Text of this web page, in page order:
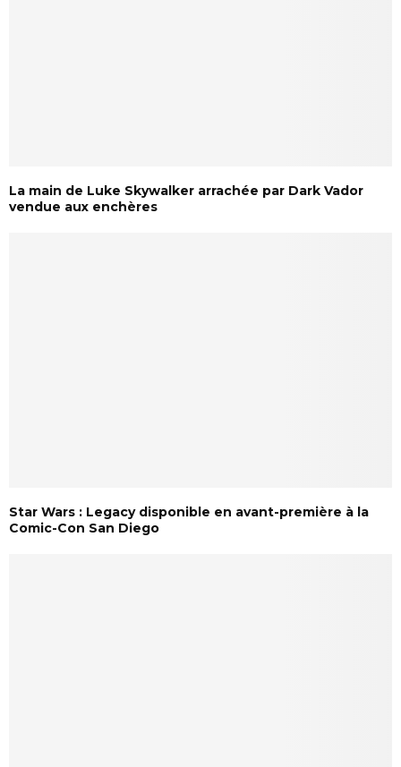
La main de Luke Skywalker arrachée par Dark Vador
vendue aux enchères
Star Wars : Legacy disponible en avant-première à la
Comic-Con San Diego